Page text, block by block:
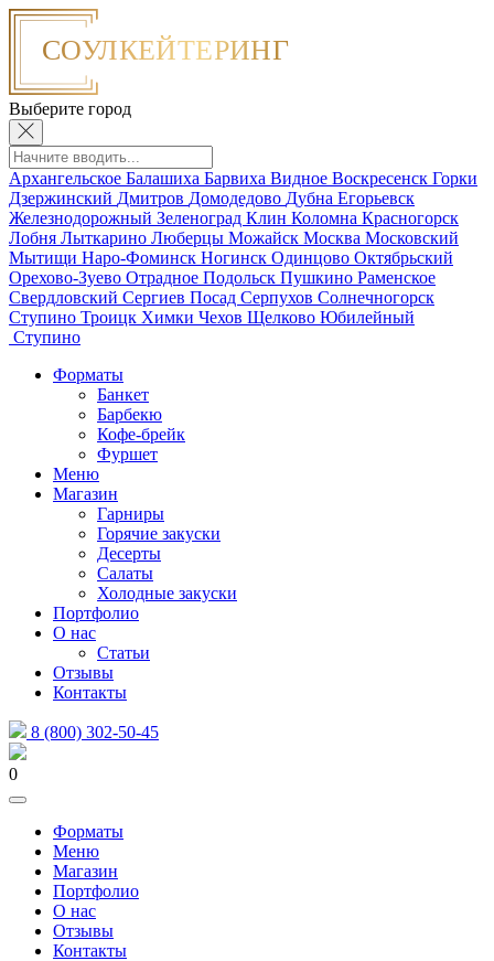
Выберите город
Архангельское Балашиха Барвиха Видное Воскресенск Горки
Дзержинский Дмитров Домодедово Дубна Егорьевск
Железнодорожный Зеленоград Клин Коломна Красногорск
Лобня Лыткарино Люберцы Можайск Москва Московский
Мытищи Наро-Фоминск Ногинск Одинцово Октябрьский
Орехово-Зуево Отрадное Подольск Пушкино Раменское
Свердловский Сергиев Посад Серпухов Солнечногорск
Ступино Троицк Химки Чехов Щелково Юбилейный
Ступино
Форматы
Банкет
Барбекю
Кофе-брейк
Фуршет
Меню
Магазин
Гарниры
Горячие закуски
Десерты
Салаты
Холодные закуски
Портфолио
О нас
Статьи
Отзывы
Контакты
8 (800) 302-50-45
0
Форматы
Меню
Магазин
Портфолио
О нас
Отзывы
Контакты